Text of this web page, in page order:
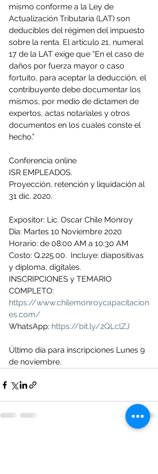
mismo conforme a la Ley de
Actualización Tributaria (LAT) son
deducibles del régimen del impuesto
sobre la renta. El artículo 21, numeral
17 de la LAT exige que “En el caso de
daños por fuerza mayor o caso
fortuito, para aceptar la deducción, el
contribuyente debe documentar los
mismos, por medio de dictamen de
expertos, actas notariales y otros
documentos en los cuales conste el
hecho.”
Conferencia online
ISR EMPLEADOS.
Proyección, retención y liquidación al
31 dic. 2020.
Expositor: Lic. Oscar Chile Monroy
Dia: Martes 10 Noviembre 2020
Horario: de 08:00 AM a 10:30 AM
Costo: Q.225.00.  Incluye: diapositivas
y diploma, digitales.
INSCRIPCIONES y TEMARIO
COMPLETO:
https://www.chilemonroycapacitacion
es.com/
WhatsApp: https://bit.ly/2QLclZJ
Último día para inscripciones Lunes 9
de noviembre.